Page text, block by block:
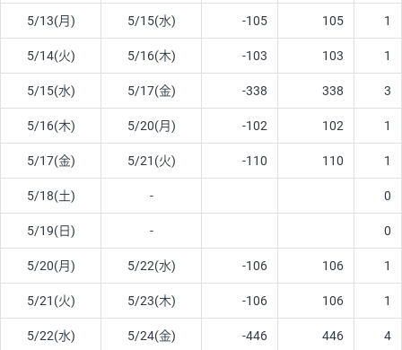
5/13(月) 5/15(水) -105 105 1
5/14(火) 5/16(木) -103 103 1
5/15(水) 5/17(金) -338 338 3
5/16(木) 5/20(月) -102 102 1
5/17(金) 5/21(火) -110 110 1
5/18(土) - 0
5/19(日) - 0
5/20(月) 5/22(水) -106 106 1
5/21(火) 5/23(木) -106 106 1
5/22(水) 5/24(金) -446 446 4